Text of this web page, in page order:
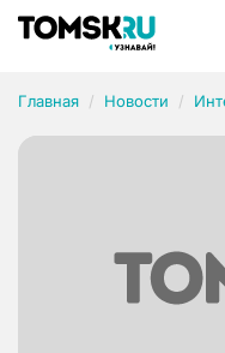
Главная Новости